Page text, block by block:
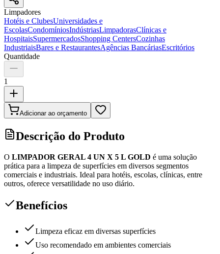
Limpadores
Hotéis e ClubesUniversidades e
EscolasCondomíniosIndústriasLimpadorasClínicas e
HospitaisSupermercadosShopping CentersCozinhas
IndustriaisBares e RestaurantesAgências BancáriasEscritórios
Quantidade
1
Adicionar ao orçamento
Descrição do Produto
O LIMPADOR GERAL 4 UN X 5 L GOLD é uma solução
prática para a limpeza de superfícies em diversos segmentos
comerciais e industriais. Ideal para hotéis, escolas, clínicas, entre
outros, oferece versatilidade no uso diário.
Benefícios
Limpeza eficaz em diversas superfícies
Uso recomendado em ambientes comerciais